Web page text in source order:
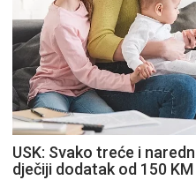
USK: Svako treće i
dječiji dodatak od 150 KM